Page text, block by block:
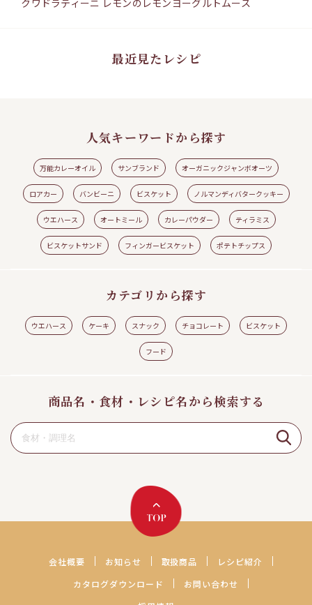
15min
レシピの続きを見る
最近見たレシピ
人気キーワードから探す
万能カレーオイル サンブランド オーガニックジャンボオーツ
ロアカー バンビーニ ビスケット ノルマンディバタークッキー
ウエハース オートミール カレーパウダー ティラミス
ビスケットサンド フィンガービスケット ポテトチップス
カテゴリから探す
ウエハース ケーキ スナック チョコレート ビスケット
フード
商品名・食材・レシピ名から検索する
会社概要 お知らせ 取扱商品
レシピ紹介
カタログダウンロード
お問い合わせ